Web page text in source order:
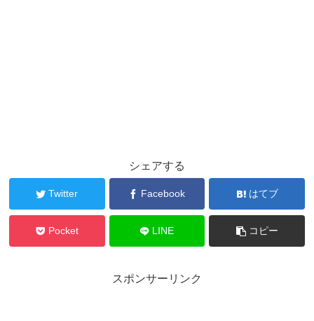
シェアする
Twitter Facebook はてブ
Pocket LINE コピー
スポンサーリンク